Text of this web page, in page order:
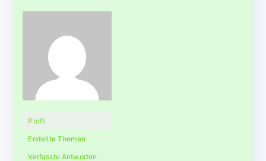
Profil
Erstellte Themen
Verfasste Antworten